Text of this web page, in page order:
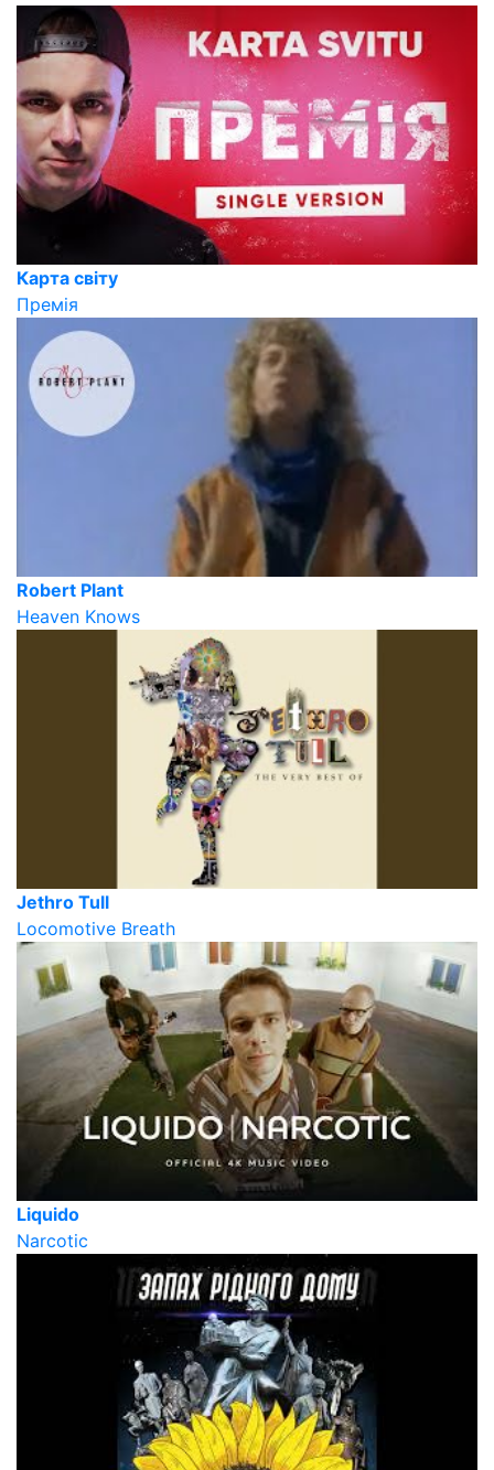
Карта світу
Премія
Robert Plant
Heaven Knows
Jethro Tull
Locomotive Breath
Liquido
Narcotic